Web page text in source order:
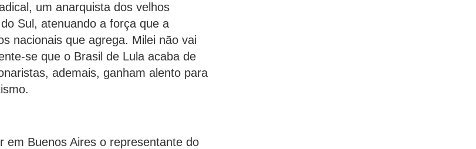
um anarquista dos velhos
Sul, atenuando a força que a
nacionais que agrega. Milei não vai
se que o Brasil de Lula acaba de
ademais, ganham alento para
em Buenos Aires o representante do